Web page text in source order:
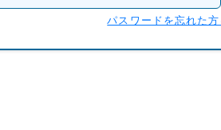
パスワードを忘れた